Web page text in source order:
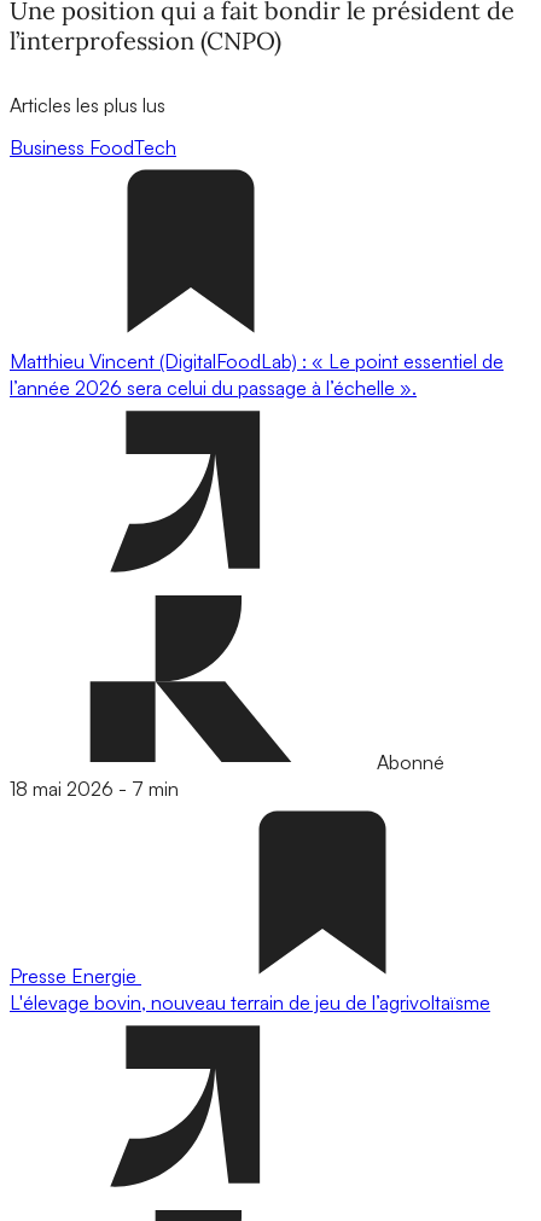
Une position qui a fait bondir le président de
l’interprofession (CNPO)
Articles les plus lus
Business FoodTech
Matthieu Vincent (DigitalFoodLab) : « Le point essentiel de
l’année 2026 sera celui du passage à l’échelle ».
Abonné
18 mai 2026 - 7 min
Presse Energie
L'élevage bovin, nouveau terrain de jeu de l’agrivoltaïsme